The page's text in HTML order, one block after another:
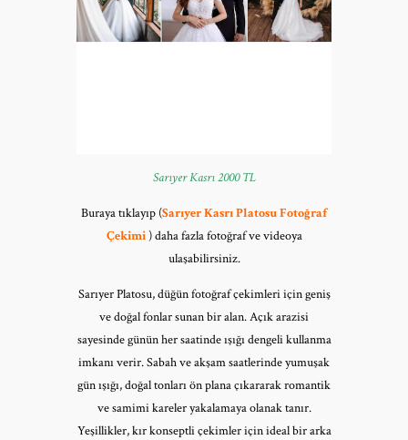
Sarıyer Kasrı 2000 TL
Buraya tıklayıp (Sarıyer Kasrı Platosu Fotoğraf
Çekimi) daha fazla fotoğraf ve videoya
ulaşabilirsiniz.
Sarıyer Platosu, düğün fotoğraf çekimleri için geniş
ve doğal fonlar sunan bir alan. Açık arazisi
sayesinde günün her saatinde ışığı dengeli kullanma
imkanı verir. Sabah ve akşam saatlerinde yumuşak
gün ışığı, doğal tonları ön plana çıkararak romantik
ve samimi kareler yakalamaya olanak tanır.
Yeşillikler, kır konseptli çekimler için ideal bir arka